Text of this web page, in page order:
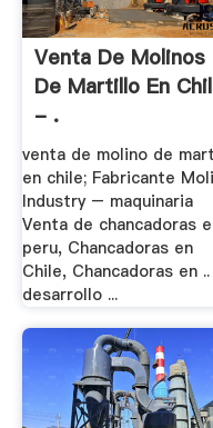
Venta De Molinos
De Martillo En
- .
venta de molino de
en chile; Fabricante
Industry – maquinaria
Venta de chancadoras
peru, Chancadoras en
Chile, Chancadoras en
desarrollo ...